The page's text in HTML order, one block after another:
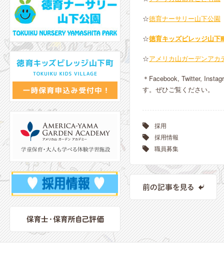
☆徳育ナーサリー山下公園
☆徳育キッズビレッジ山下
☆アメリカ山ガーデンアカ
＊Facebook, Twitter,
す。ぜひご覧ください。
採用
採用情報
職員募集